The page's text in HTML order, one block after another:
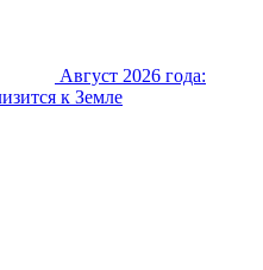
Август 2026 года:
к Земле